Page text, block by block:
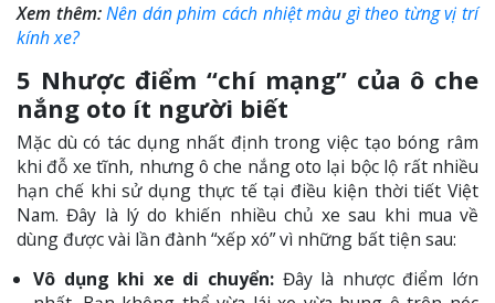
Xem thêm: Nên dán phim cách nhiệt màu gì theo từng vị trí
kính xe?
5 Nhược điểm “chí mạng” của ô che
nắng oto ít người biết
Mặc dù có tác dụng nhất định trong việc tạo bóng râm
khi đỗ xe tĩnh, nhưng ô che nắng oto lại bộc lộ rất nhiều
hạn chế khi sử dụng thực tế tại điều kiện thời tiết Việt
Nam. Đây là lý do khiến nhiều chủ xe sau khi mua về
dùng được vài lần đành “xếp xó” vì những bất tiện sau:
Vô dụng khi xe di chuyển: Đây là nhược điểm lớn